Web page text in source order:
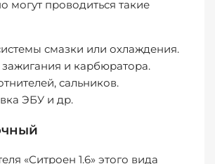
могут проводиться такие
смазки или охлаждения.
зажигания и карбюратора.
сальников.
ЭБУ и др.
«Ситроен 1.6» этого вида